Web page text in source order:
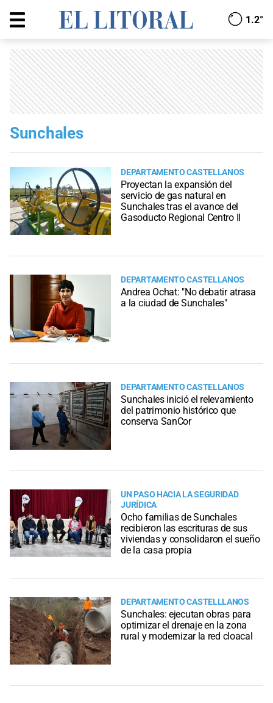
1.2°
Sunchales
DEPARTAMENTO CASTELLANOS
Proyectan la expansión del
servicio de gas natural en
Sunchales tras el avance del
Gasoducto Regional Centro II
DEPARTAMENTO CASTELLANOS
Andrea Ochat: "No debatir atrasa
a la ciudad de Sunchales"
DEPARTAMENTO CASTELLANOS
Sunchales inició el relevamiento
del patrimonio histórico que
conserva SanCor
UN PASO HACIA LA SEGURIDAD
JURÍDICA
Ocho familias de Sunchales
recibieron las escrituras de sus
viviendas y consolidaron el sueño
de la casa propia
DEPARTAMENTO CASTELLLANOS
Sunchales: ejecutan obras para
optimizar el drenaje en la zona
rural y modernizar la red cloacal